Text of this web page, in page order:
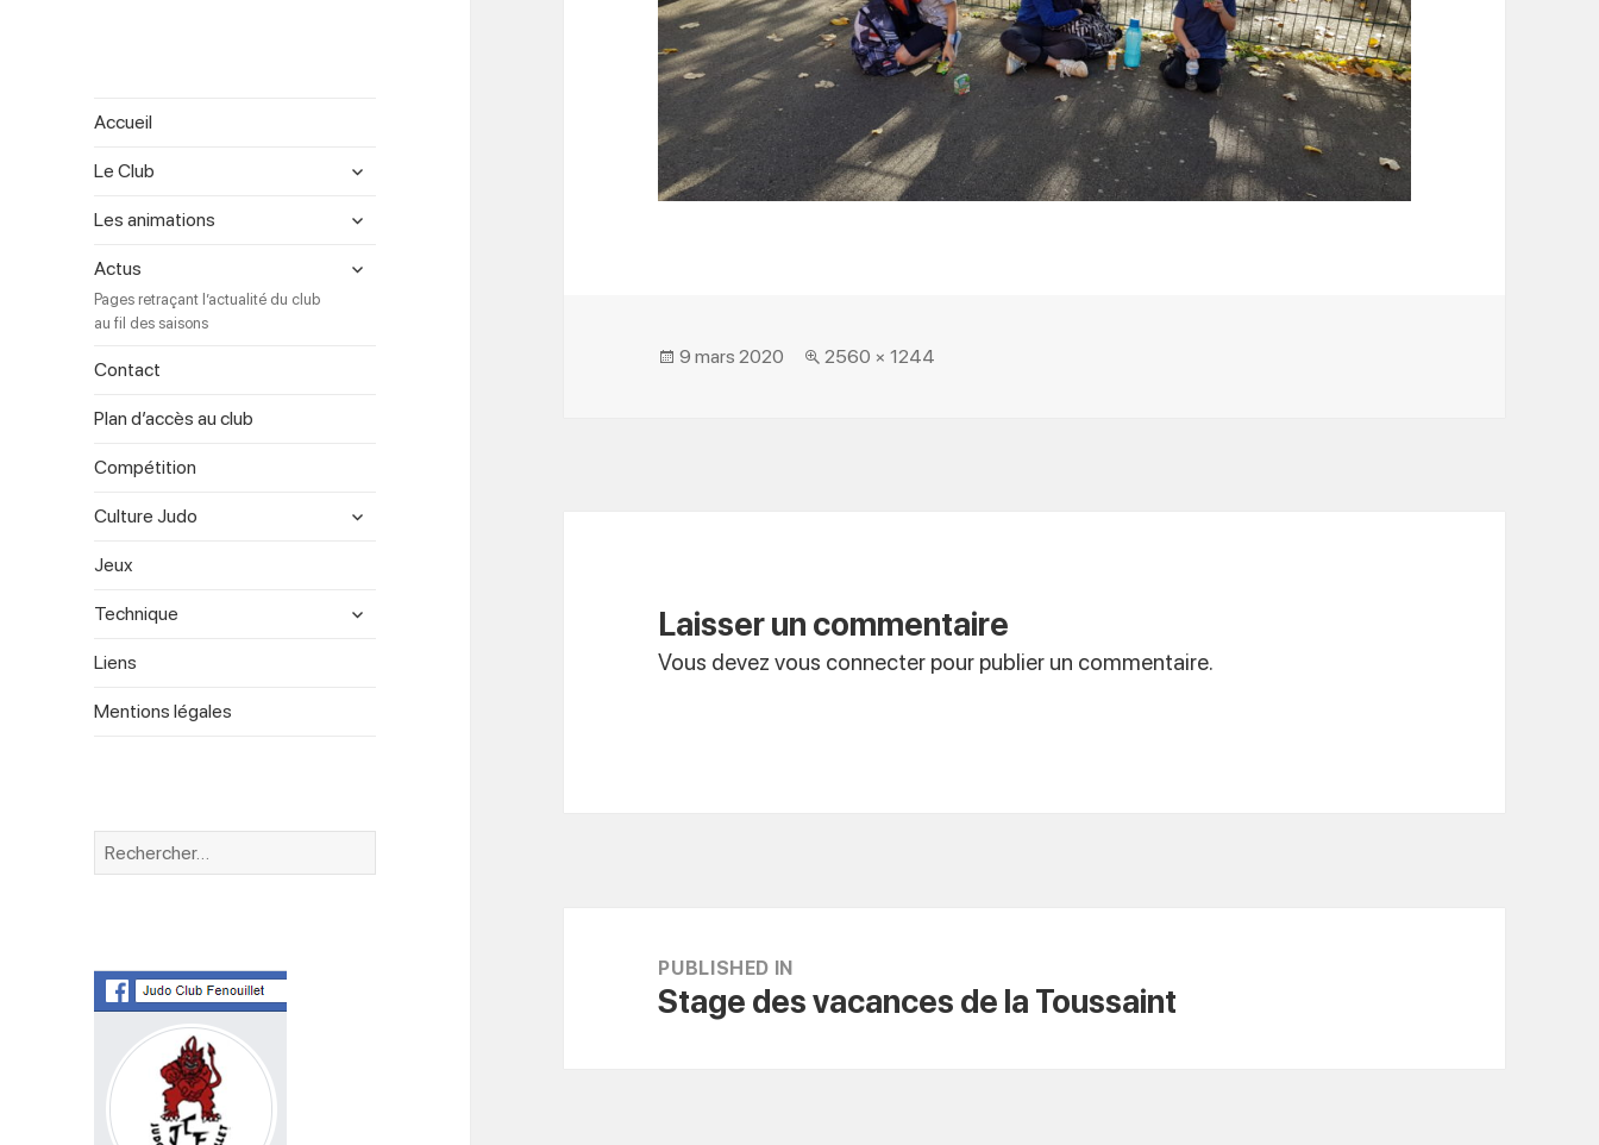
Accueil
Le Club
Les animations
Actus
Pages retraçant l’actualité du club
au fil des saisons
Contact
Plan d’accès au club
Compétition
Culture Judo
Jeux
Technique
Liens
Mentions légales
Rechercher :
Posted
9 mars 2020
Full
2560 × 1244
Laisser un commentaire
Vous devezvous connecter pour publier un commentaire.
PUBLISHED IN
Stage des vacances de la Toussaint